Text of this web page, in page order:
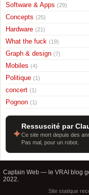
Software & Apps (29)
Concepts (25)
Hardware (21)
What the fuck (19)
Graph & design (7)
Mobiles (4)
Politique (1)
concert (1)
Pognon (1)
✦
Ressuscité par
Ce site mort depuis des
Pas mal, pour un robot.
Captain Web — le VRAI blog
2022.
Site statique